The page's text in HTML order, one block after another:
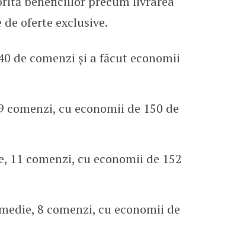
oferte exclusive.
de comenzi și a făcut economii
cu economii de 150 de
comenzi, cu economii de 152
8 comenzi, cu economii de